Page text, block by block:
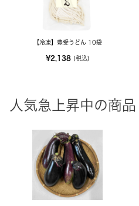
【冷凍】豊受うどん 10袋
¥2,138 (税込)
人気急上昇中の商品